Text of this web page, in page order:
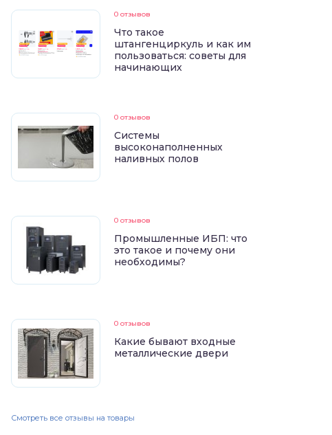
0 отзывов
Что такое
штангенциркуль и как им
пользоваться: советы для
начинающих
0 отзывов
Системы
высоконаполненных
наливных полов
0 отзывов
Промышленные ИБП: что
это такое и почему они
необходимы?
0 отзывов
Какие бывают входные
металлические двери
Смотреть все отзывы на товары